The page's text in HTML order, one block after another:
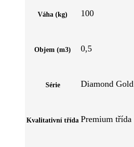
Váha (kg) 100
Objem (m3) 0,5
Série Diamond Gold
Kvalitativní třída Premium třída